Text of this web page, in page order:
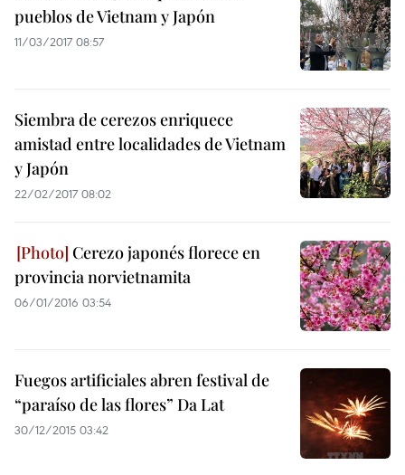
pueblos de Vietnam y Japón
11/03/2017 08:57
Siembra de cerezos enriquece
amistad entre localidades de Vietnam
y Japón
22/02/2017 08:02
Cerezo japonés florece en
provincia norvietnamita
06/01/2016 03:54
Fuegos artificiales abren festival de
“paraíso de las flores” Da Lat
30/12/2015 03:42